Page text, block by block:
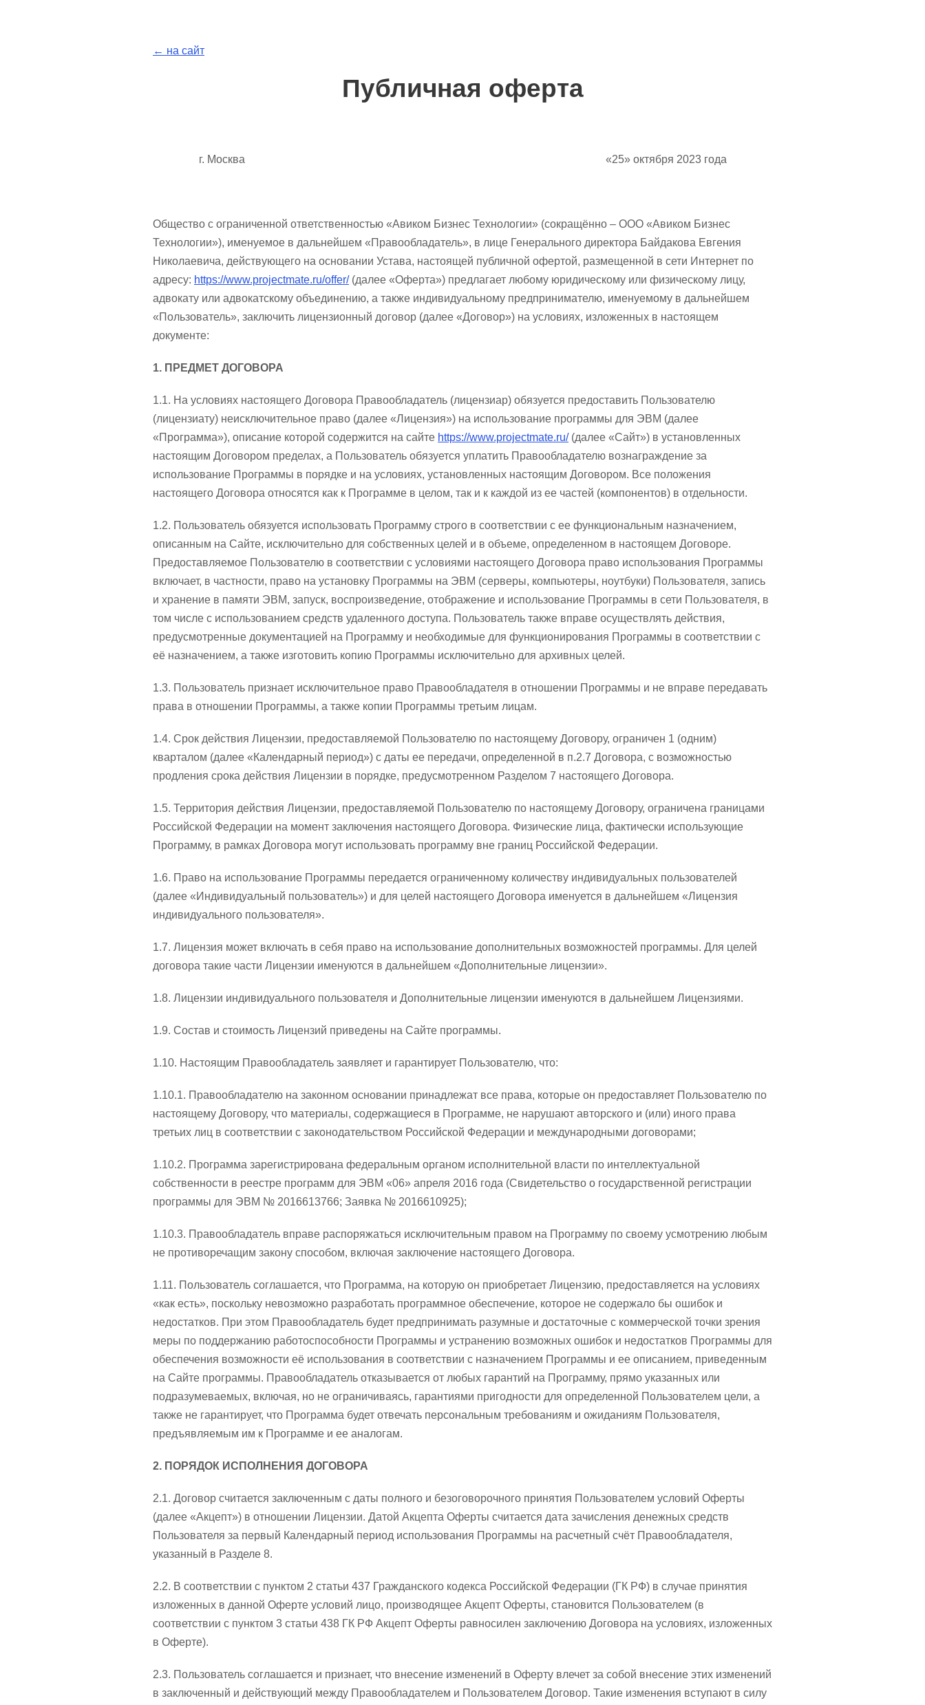
← на сайт
Публичная оферта
г. Москва «25» октября 2023 года
Общество с ограниченной ответственностью «Авиком Бизнес Технологии» (сокращённо – ООО «Авиком Бизнес
Технологии»), именуемое в дальнейшем «Правообладатель», в лице Генерального директора Байдакова Евгения
Николаевича, действующего на основании Устава, настоящей публичной офертой, размещенной в сети Интернет по
адресу: https://www.projectmate.ru/offer/(далее «Оферта») предлагает любому юридическому или физическому лицу,
адвокату или адвокатскому объединению, а также индивидуальному предпринимателю, именуемому в дальнейшем
«Пользователь», заключить лицензионный договор (далее «Договор») на условиях, изложенных в настоящем
документе:
1. ПРЕДМЕТ ДОГОВОРА
1.1. На условиях настоящего Договора Правообладатель (лицензиар) обязуется предоставить Пользователю
(лицензиату) неисключительное право (далее «Лицензия») на использование программы для ЭВМ (далее
«Программа»), описание которой содержится на сайте https://www.projectmate.ru/(далее «Сайт») в установленных
настоящим Договором пределах, а Пользователь обязуется уплатить Правообладателю вознаграждение за
использование Программы в порядке и на условиях, установленных настоящим Договором. Все положения
настоящего Договора относятся как к Программе в целом, так и к каждой из ее частей (компонентов) в отдельности.
1.2. Пользователь обязуется использовать Программу строго в соответствии с ее функциональным назначением,
описанным на Сайте, исключительно для собственных целей и в объеме, определенном в настоящем Договоре.
Предоставляемое Пользователю в соответствии с условиями настоящего Договора право использования Программы
включает, в частности, право на установку Программы на ЭВМ (серверы, компьютеры, ноутбуки) Пользователя, запись
и хранение в памяти ЭВМ, запуск, воспроизведение, отображение и использование Программы в сети Пользователя, в
том числе с использованием средств удаленного доступа. Пользователь также вправе осуществлять действия,
предусмотренные документацией на Программу и необходимые для функционирования Программы в соответствии с
её назначением, а также изготовить копию Программы исключительно для архивных целей.
1.3. Пользователь признает исключительное право Правообладателя в отношении Программы и не вправе передавать
права в отношении Программы, а также копии Программы третьим лицам.
1.4. Срок действия Лицензии, предоставляемой Пользователю по настоящему Договору, ограничен 1 (одним)
кварталом (далее «Календарный период») с даты ее передачи, определенной в п.2.7 Договора, с возможностью
продления срока действия Лицензии в порядке, предусмотренном Разделом 7 настоящего Договора.
1.5. Территория действия Лицензии, предоставляемой Пользователю по настоящему Договору, ограничена границами
Российской Федерации на момент заключения настоящего Договора. Физические лица, фактически использующие
Программу, в рамках Договора могут использовать программу вне границ Российской Федерации.
1.6. Право на использование Программы передается ограниченному количеству индивидуальных пользователей
(далее «Индивидуальный пользователь») и для целей настоящего Договора именуется в дальнейшем «Лицензия
индивидуального пользователя».
1.7. Лицензия может включать в себя право на использование дополнительных возможностей программы. Для целей
договора такие части Лицензии именуются в дальнейшем «Дополнительные лицензии».
1.8. Лицензии индивидуального пользователя и Дополнительные лицензии именуются в дальнейшем Лицензиями.
1.9. Состав и стоимость Лицензий приведены на Сайте программы.
1.10. Настоящим Правообладатель заявляет и гарантирует Пользователю, что:
1.10.1. Правообладателю на законном основании принадлежат все права, которые он предоставляет Пользователю по
настоящему Договору, что материалы, содержащиеся в Программе, не нарушают авторского и (или) иного права
третьих лиц в соответствии с законодательством Российской Федерации и международными договорами;
1.10.2. Программа зарегистрирована федеральным органом исполнительной власти по интеллектуальной
собственности в реестре программ для ЭВМ «06» апреля 2016 года (Свидетельство о государственной регистрации
программы для ЭВМ № 2016613766; Заявка № 2016610925);
1.10.3. Правообладатель вправе распоряжаться исключительным правом на Программу по своему усмотрению любым
не противоречащим закону способом, включая заключение настоящего Договора.
1.11. Пользователь соглашается, что Программа, на которую он приобретает Лицензию, предоставляется на условиях
«как есть», поскольку невозможно разработать программное обеспечение, которое не содержало бы ошибок и
недостатков. При этом Правообладатель будет предпринимать разумные и достаточные с коммерческой точки зрения
меры по поддержанию работоспособности Программы и устранению возможных ошибок и недостатков Программы для
обеспечения возможности её использования в соответствии с назначением Программы и ее описанием, приведенным
на Сайте программы. Правообладатель отказывается от любых гарантий на Программу, прямо указанных или
подразумеваемых, включая, но не ограничиваясь, гарантиями пригодности для определенной Пользователем цели, а
также не гарантирует, что Программа будет отвечать персональным требованиям и ожиданиям Пользователя,
предъявляемым им к Программе и ее аналогам.
2. ПОРЯДОК ИСПОЛНЕНИЯ ДОГОВОРА
2.1. Договор считается заключенным с даты полного и безоговорочного принятия Пользователем условий Оферты
(далее «Акцепт») в отношении Лицензии. Датой Акцепта Оферты считается дата зачисления денежных средств
Пользователя за первый Календарный период использования Программы на расчетный счёт Правообладателя,
указанный в Разделе 8.
2.2. В соответствии с пунктом 2 статьи 437 Гражданского кодекса Российской Федерации (ГК РФ) в случае принятия
изложенных в данной Оферте условий лицо, производящее Акцепт Оферты, становится Пользователем (в
соответствии с пунктом 3 статьи 438 ГК РФ Акцепт Оферты равносилен заключению Договора на условиях, изложенных
в Оферте).
2.3. Пользователь соглашается и признает, что внесение изменений в Оферту влечет за собой внесение этих изменений
в заключенный и действующий между Правообладателем и Пользователем Договор. Такие изменения вступают в силу